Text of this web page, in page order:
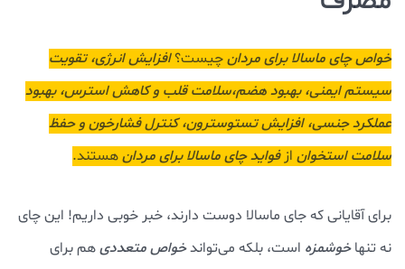
خواص چای ماسالا برای مردانچیست؟افزایش انرژی، تقویت
سیستم ایمنی، بهبود هضم،سلامت قلب و کاهش استرس، بهبود
عملکرد جنسی، افزایش تستوسترون، کنترل فشارخون و حفظ
سلامت استخوان ازفواید چای ماسالا برای مردانهستند.
برای آقایانی که جای ماسالا دوست دارند، خبر خوبی داریم! این چای
نه تنهاخوشمزه است، بلکه می‌تواندخواص متعددیهم برای